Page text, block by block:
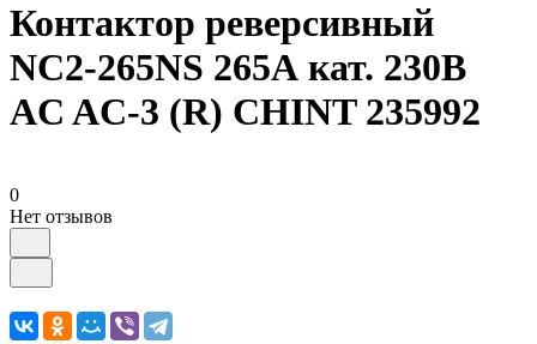
Контактор реверсивный
NC2-265NS 265А кат. 230В
AC AC-3 (R) CHINT 235992
0
Нет отзывов